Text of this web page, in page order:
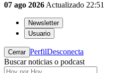
07 ago 2026 Actualizado 22:51
Newsletter
Usuario
Cerrar PerfilDesconecta
Buscar noticias o podcast